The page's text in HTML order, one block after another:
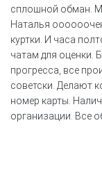
сплошной обман.
Наталья
куртки. И часа
чатам для оценки.
прогресса, все
советски. Делают
номер карты.
организации. Все